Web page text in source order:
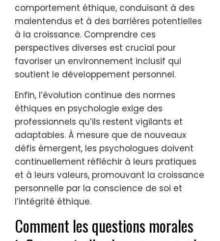
comportement éthique, conduisant à des
malentendus et à des barrières potentielles
à la croissance. Comprendre ces
perspectives diverses est crucial pour
favoriser un environnement inclusif qui
soutient le développement personnel.
Enfin, l’évolution continue des normes
éthiques en psychologie exige des
professionnels qu’ils restent vigilants et
adaptables. À mesure que de nouveaux
défis émergent, les psychologues doivent
continuellement réfléchir à leurs pratiques
et à leurs valeurs, promouvant la croissance
personnelle par la conscience de soi et
l’intégrité éthique.
Comment les questions morales